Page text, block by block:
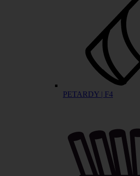
PETARDY | F4